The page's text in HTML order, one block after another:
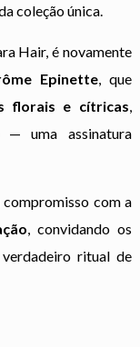
coleção única.
Hair, é novamente
Epinette, que
florais e cítricas
— uma assinatura
compromisso com a
, convidando os
ritual de